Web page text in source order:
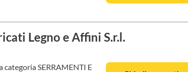
Legno e Affini S.r.l.
SERRAMENTI E